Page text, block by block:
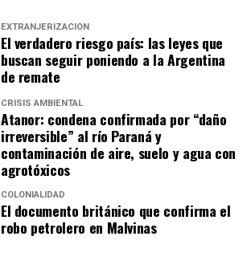
EXTRANJERIZACIÓN
El verdadero riesgo país: las leyes que
buscan seguir poniendo a la Argentina
de remate
CRISIS AMBIENTAL
Atanor: condena confirmada por “daño
irreversible” al río Paraná y
contaminación de aire, suelo y agua con
agrotóxicos
COLONIALIDAD
El documento británico que confirma el
robo petrolero en Malvinas